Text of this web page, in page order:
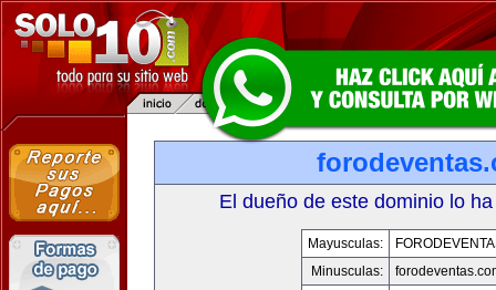
El dueño de este dominio lo
Mayusculas:
Minusculas: